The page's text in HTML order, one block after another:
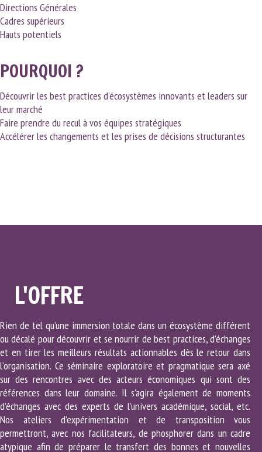
Directions Générales
Cadres supérieurs
Hauts potentiels
POURQUOI ?
Découvrir les best practices d’écosystèmes innovants et leaders sur
leur marché
Faire prendre du recul à vos équipes stratégiques
Accélérer les changements et les prises de décisions structurantes
L'OFFRE
Rien de tel qu’une immersion totale dans un écosystème différent
ou décalé pour découvrir et se nourrir de best practices, d’échanges
et en tirer les meilleurs résultats actionnables dès le retour dans
l’organisation. Ce séminaire exploratoire et pragmatique sera axé
sur des rencontres avec des acteurs économiques qui sont des
références dans leur domaine. Il s’agira également de moments
d’échanges avec des experts de l’univers académique, social, etc.
Nos ateliers d’expérimentation et de transposition vous
permettront, avec nos facilitateurs, de phosphorer dans un cadre
atypique afin de préparer le transfert des bonnes et nouvelles